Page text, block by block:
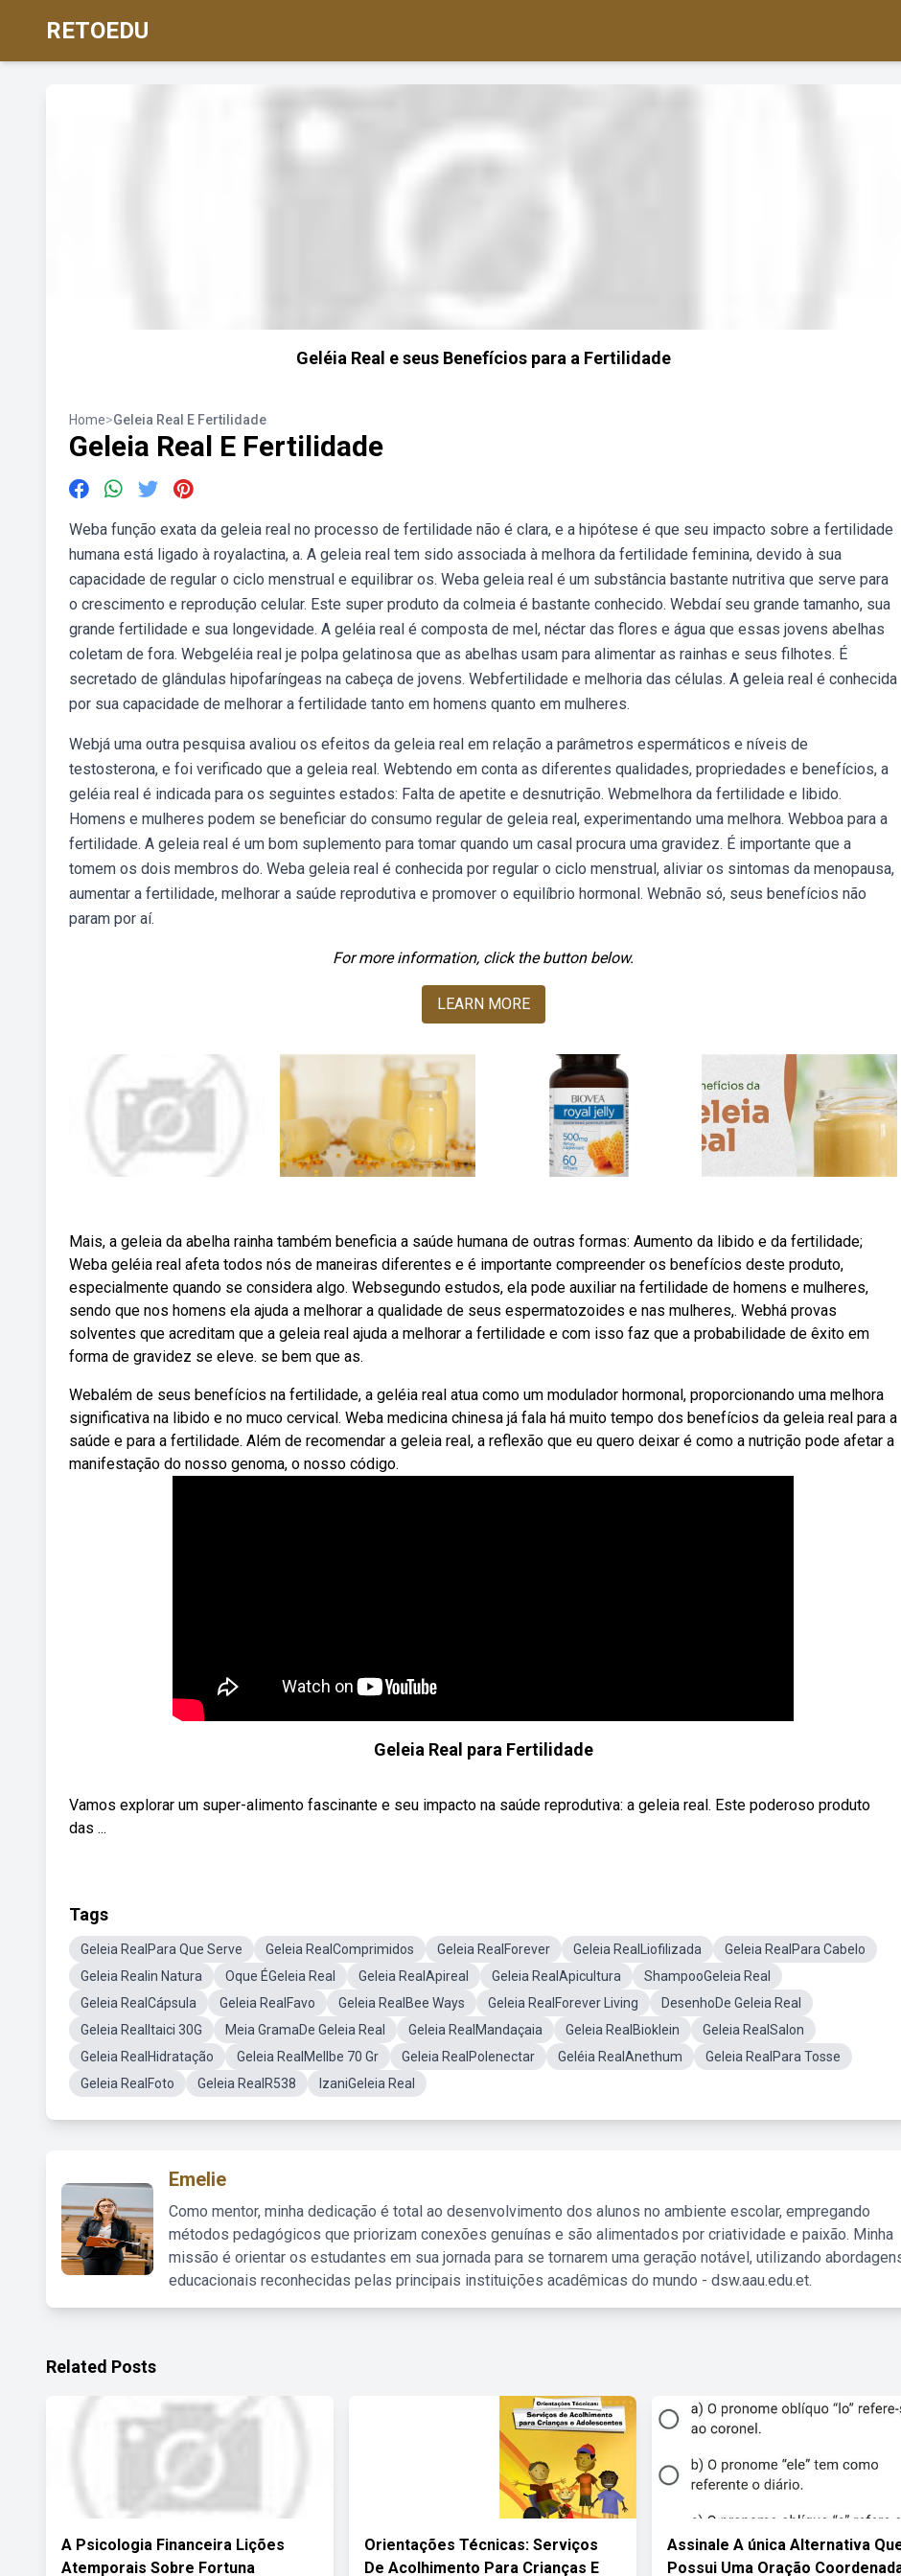
RETOEDU
Geléia Real e seus Benefícios para a Fertilidade
Home>Geleia Real E Fertilidade
Geleia Real E Fertilidade
Weba função exata da geleia real no processo de fertilidade não é clara, e a hipótese é que seu impacto sobre a fertilidade
humana está ligado à royalactina, a. A geleia real tem sido associada à melhora da fertilidade feminina, devido à sua
capacidade de regular o ciclo menstrual e equilibrar os. Weba geleia real é um substância bastante nutritiva que serve para
o crescimento e reprodução celular. Este super produto da colmeia é bastante conhecido. Webdaí seu grande tamanho, sua
grande fertilidade e sua longevidade. A geléia real é composta de mel, néctar das flores e água que essas jovens abelhas
coletam de fora. Webgeléia real je polpa gelatinosa que as abelhas usam para alimentar as rainhas e seus filhotes. É
secretado de glândulas hipofaríngeas na cabeça de jovens. Webfertilidade e melhoria das células. A geleia real é conhecida
por sua capacidade de melhorar a fertilidade tanto em homens quanto em mulheres.
Webjá uma outra pesquisa avaliou os efeitos da geleia real em relação a parâmetros espermáticos e níveis de
testosterona, e foi verificado que a geleia real. Webtendo em conta as diferentes qualidades, propriedades e benefícios, a
geléia real é indicada para os seguintes estados: Falta de apetite e desnutrição. Webmelhora da fertilidade e libido.
Homens e mulheres podem se beneficiar do consumo regular de geleia real, experimentando uma melhora. Webboa para a
fertilidade. A geleia real é um bom suplemento para tomar quando um casal procura uma gravidez. É importante que a
tomem os dois membros do. Weba geleia real é conhecida por regular o ciclo menstrual, aliviar os sintomas da menopausa,
aumentar a fertilidade, melhorar a saúde reprodutiva e promover o equilíbrio hormonal. Webnão só, seus benefícios não
param por aí.
For more information, click the button below.
LEARN MORE
Mais, a geleia da abelha rainha também beneficia a saúde humana de outras formas: Aumento da libido e da fertilidade;
Weba geléia real afeta todos nós de maneiras diferentes e é importante compreender os benefícios deste produto,
especialmente quando se considera algo. Websegundo estudos, ela pode auxiliar na fertilidade de homens e mulheres,
sendo que nos homens ela ajuda a melhorar a qualidade de seus espermatozoides e nas mulheres,. Webhá provas
solventes que acreditam que a geleia real ajuda a melhorar a fertilidade e com isso faz que a probabilidade de êxito em
forma de gravidez se eleve. se bem que as.
Webalém de seus benefícios na fertilidade, a geléia real atua como um modulador hormonal, proporcionando uma melhora
significativa na libido e no muco cervical. Weba medicina chinesa já fala há muito tempo dos benefícios da geleia real para a
saúde e para a fertilidade. Além de recomendar a geleia real, a reflexão que eu quero deixar é como a nutrição pode afetar a
manifestação do nosso genoma, o nosso código.
Geleia Real para Fertilidade
Vamos explorar um super-alimento fascinante e seu impacto na saúde reprodutiva: a geleia real. Este poderoso produto
das ...
Tags
Geleia RealPara Que Serve Geleia RealComprimidos Geleia RealForever Geleia RealLiofilizada
Geleia RealPara Cabelo
Geleia Realin Natura
Oque ÉGeleia Real Geleia RealApireal Geleia RealApicultura
ShampooGeleia Real
Geleia RealCápsula
Geleia RealFavo Geleia RealBee Ways Geleia RealForever Living
DesenhoDe Geleia Real
Geleia RealItaici 30G
Meia GramaDe Geleia Real Geleia RealMandaçaia Geleia RealBioklein
Geleia RealSalon
Geleia RealHidratação
Geleia RealMellbe 70 Gr Geleia RealPolenectar Geléia RealAnethum
Geleia RealPara Tosse
Geleia RealFoto
Geleia RealR538 IzaniGeleia Real
Emelie
Como mentor, minha dedicação é total ao desenvolvimento dos alunos no ambiente escolar, empregando
métodos pedagógicos que priorizam conexões genuínas e são alimentados por criatividade e paixão. Minha
missão é orientar os estudantes em sua jornada para se tornarem uma geração notável, utilizando
educacionais reconhecidas pelas principais instituições acadêmicas do mundo - dsw.aau.edu.et.
Related Posts
A Psicologia Financeira Lições
Atemporais Sobre Fortuna
Orientações Técnicas: Serviços
De Acolhimento Para Crianças E
Assinale A única Alternativa
Possui Uma Oração